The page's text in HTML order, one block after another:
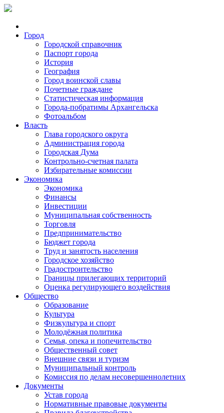
Город
Городской справочник
Паспорт города
История
География
Город воинской славы
Почетные граждане
Статистическая информация
Города-побратимы Архангельска
Фотоальбом
Власть
Глава городского округа
Администрация города
Городская Дума
Контрольно-счетная палата
Избирательные комиссии
Экономика
Экономика
Финансы
Инвестиции
Муниципальная собственность
Торговля
Предпринимательство
Бюджет города
Труд и занятость населения
Городское хозяйство
Градостроительство
Границы прилегающих территорий
Оценка регулирующего воздействия
Общество
Образование
Культура
Физкультура и спорт
Молодёжная политика
Семья, опека и попечительство
Общественный совет
Внешние связи и туризм
Муниципальный контроль
Комиссия по делам несовершеннолетних
Документы
Устав города
Нормативные правовые документы